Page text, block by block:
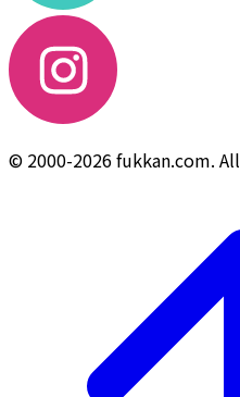
© 2000-2026 fukkan.com.